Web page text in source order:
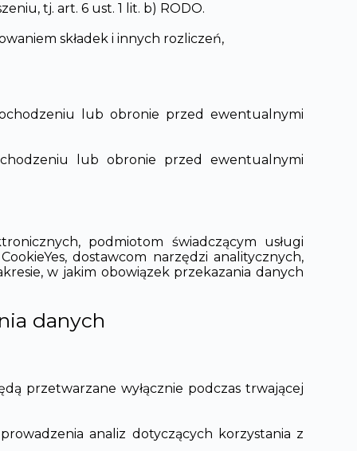
tj. art. 6 ust. 1 lit. b) RODO.
składek i innych rozliczeń,
lub obronie przed ewentualnymi
lub obronie przed ewentualnymi
podmiotom świadczącym usługi
dostawcom narzędzi analitycznych,
w jakim obowiązek przekazania danych
danych
przetwarzane wyłącznie podczas trwającej
analiz dotyczących korzystania z